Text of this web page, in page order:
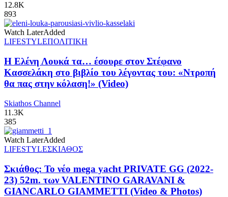
12.8K
893
Watch LaterAdded
LIFESTYLEΠΟΛΙΤΙΚΗ
Η Ελένη Λουκά τα… έσουρε στον Στέφανο
Κασσελάκη στο βιβλίο του λέγοντας του: «Ντροπή
θα πας στην κόλαση!» (Video)
Skiathos Channel
11.3K
385
Watch LaterAdded
LIFESTYLEΣΚΙΑΘΟΣ
Σκιάθος: Το νέο mega yacht PRIVATE GG (2022-
23) 52m. των VALENTINO GARAVANI &
GIANCARLO GIAMMETTI (Video & Photos)